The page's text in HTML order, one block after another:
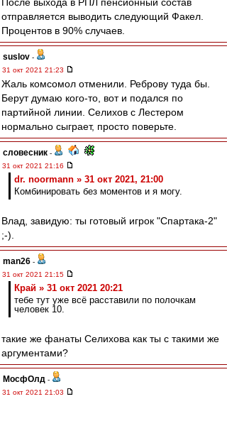
отправляется выводить следующий Факел.
Процентов в 90% случаев.
suslov -
31 окт 2021 21:23
Жаль комсомол отменили. Реброву туда бы.
Берут думаю кого-то, вот и подался по
партийной линии. Селихов с Лестером
нормально сыграет, просто поверьте.
словесник -
31 окт 2021 21:16
dr. noormann » 31 окт 2021, 21:00
Комбинировать без моментов и я могу.
Влад, завидую: ты готовый игрок "Спартака-2"
;-).
man26 -
31 окт 2021 21:15
Край » 31 окт 2021 20:21
тебе тут уже всё расставили по полочкам
человек 10.
такие же фанаты Селихова как ты с такими же
аргументами?
МосфОлд -
31 окт 2021 21:03